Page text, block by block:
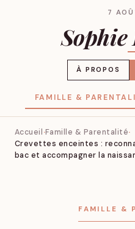
7
Sophie
À PROPOS
FAMILLE &
Accueil Famille & Parentalité
Crevettes enceintes :
bac et accompagner la
FAMILLE &